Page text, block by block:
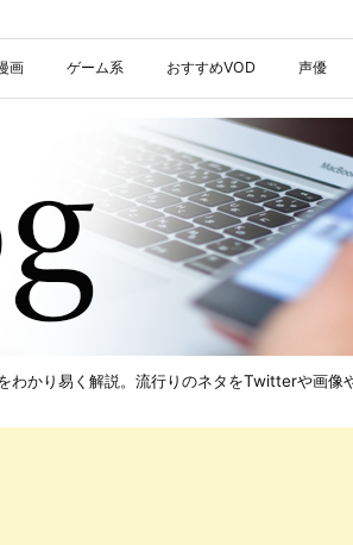
画 ゲーム系 おすすめVOD 声優
かり易く解説。流行りのネタをTwitterや画像